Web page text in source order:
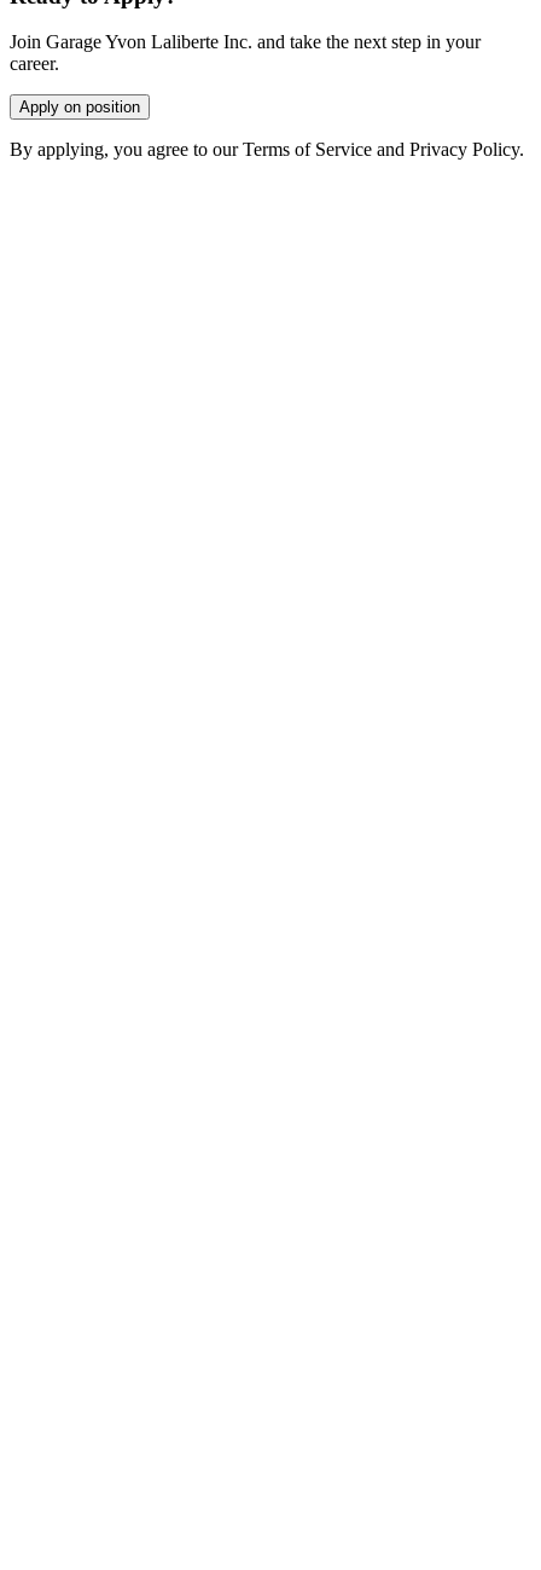
Join Garage Yvon Laliberte Inc. and take the next step in your
career.
Apply on position
By applying, you agree to our Terms of Service and Privacy Policy.